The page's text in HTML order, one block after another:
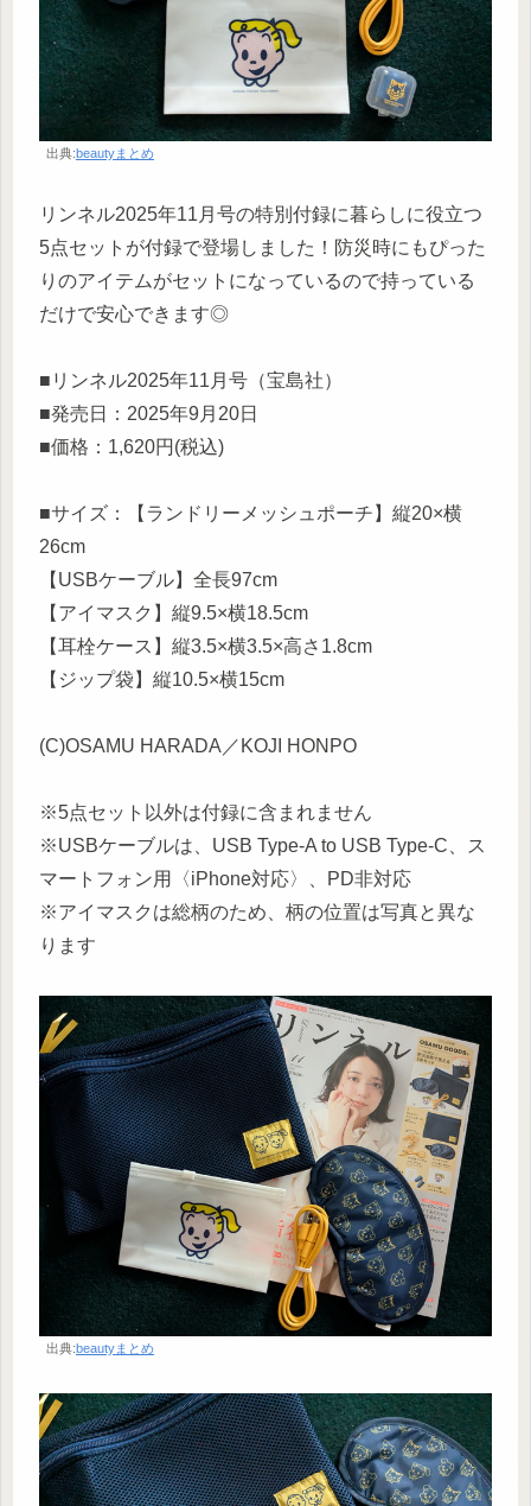
出典:beautyまとめ
リンネル2025年11月号の特別付録に暮らしに役立つ
5点セットが付録で登場しました！防災時にもぴった
りのアイテムがセットになっているので持っている
だけで安心できます◎
■リンネル2025年11月号（宝島社）
■発売日：2025年9月20日
■価格：1,620円(税込)
■サイズ：【ランドリーメッシュポーチ】縦20×横
26cm
【USBケーブル】全長97cm
【アイマスク】縦9.5×横18.5cm
【耳栓ケース】縦3.5×横3.5×高さ1.8cm
【ジップ袋】縦10.5×横15cm
(C)OSAMU HARADA／KOJI HONPO
※5点セット以外は付録に含まれません
※USBケーブルは、USB Type-A to USB Type-C、ス
マートフォン用〈iPhone対応〉、PD非対応
※アイマスクは総柄のため、柄の位置は写真と異な
ります
出典:beautyまとめ